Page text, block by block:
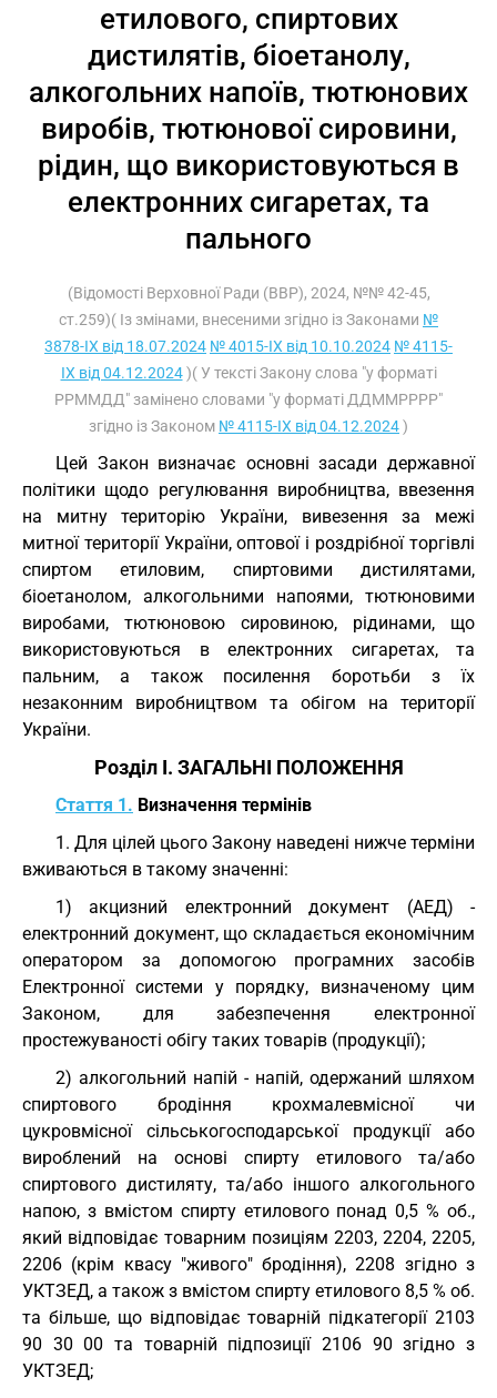
етилового, спиртових
дистилятів, біоетанолу,
алкогольних напоїв, тютюнових
виробів, тютюнової сировини,
рідин, що використовуються в
електронних сигаретах, та
пального
(Відомості Верховної Ради (ВВР), 2024, №№ 42-45,
ст.259)( Із змінами, внесеними згідно із Законами №
3878-IX від 18.07.2024 № 4015-IX від 10.10.2024 № 4115-
IX від 04.12.2024)( У тексті Закону слова "у форматі
РРММДД" замінено словами "у форматі ДДММРРРР"
згідно із Законом № 4115-IX від 04.12.2024)
Цей Закон визначає основні засади державної
політики щодо регулювання виробництва, ввезення
на митну територію України, вивезення за межі
митної території України, оптової і роздрібної торгівлі
спиртом етиловим, спиртовими дистилятами,
біоетанолом, алкогольними напоями, тютюновими
виробами, тютюновою сировиною, рідинами, що
використовуються в електронних сигаретах, та
пальним, а також посилення боротьби з їх
незаконним виробництвом та обігом на території
України.
Розділ I. ЗАГАЛЬНІ ПОЛОЖЕННЯ
Стаття 1. Визначення термінів
1. Для цілей цього Закону наведені нижче терміни
вживаються в такому значенні:
1) акцизний електронний документ (АЕД) -
електронний документ, що складається економічним
оператором за допомогою програмних засобів
Електронної системи у порядку, визначеному цим
Законом, для забезпечення електронної
простежуваності обігу таких товарів (продукції);
2) алкогольний напій - напій, одержаний шляхом
спиртового бродіння крохмалевмісної чи
цукровмісної сільськогосподарської продукції або
вироблений на основі спирту етилового та/або
спиртового дистиляту, та/або іншого алкогольного
напою, з вмістом спирту етилового понад 0,5 % об.,
який відповідає товарним позиціям 2203, 2204, 2205,
2206 (крім квасу "живого" бродіння), 2208 згідно з
УКТЗЕД, а також з вмістом спирту етилового 8,5 % об.
та більше, що відповідає товарній підкатегорії 2103
90 30 00 та товарній підпозиції 2106 90 згідно з
УКТЗЕД;